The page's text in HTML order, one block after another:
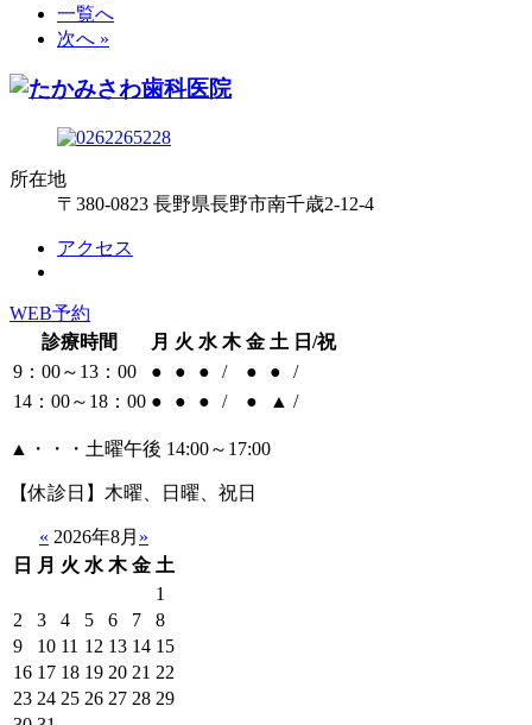
一覧へ
次へ »
所在地
〒380-0823 長野県長野市南千歳2-12-4
アクセス
WEB予約
診療時間
月 火 水 木 金 土 日/祝
9：00～13：00
● ● ● / ● ●
/
14：00～18：00 ● ● ● / ● ▲ /
▲・・・土曜午後 14:00～17:00
【休診日】木曜、日曜、祝日
« 2026年8月 »
日
月 火 水 木 金 土
1
2
3 4 5 6 7
8
9
10 11 12 13 14 15
16 17 18 19 20 21 22
23 24 25 26 27 28 29